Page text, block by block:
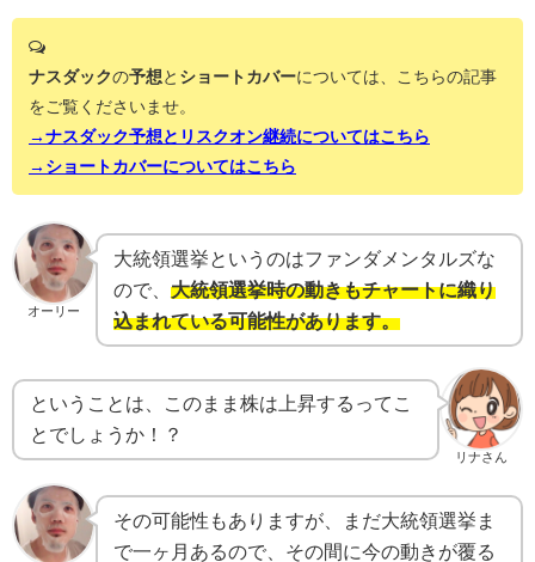
ナスダックの予想 と ショートカバーについては、こちらの記事
をご覧くださいませ。
→ナスダック予想とリスクオン継続についてはこちら
→ショートカバーについてはこちら
オーリー
大統領選挙というのはファンダメンタルズな
ので、 大統領選挙時の動きもチャートに織り
込まれている可能性があります。
リナさん
ということは、このまま株は上昇するってこ
とでしょうか！？
その可能性もありますが、まだ大統領選挙ま
で一ヶ月あるので、その間に今の動きが覆る